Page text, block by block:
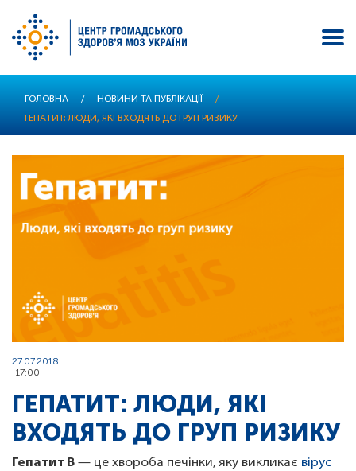
основного
ГОЛОВНА / НОВИНИ ТА ПУБЛІКАЦІЇ
/
ГЕПАТИТ: ЛЮДИ, ЯКІ ВХОДЯТЬ ДО ГРУП РИЗИКУ
27.07.2018
17:00
ГЕПАТИТ: ЛЮДИ, ЯКІ
ВХОДЯТЬ ДО ГРУП РИЗИКУ
Гепатит В — це хвороба печінки, яку викликає вірус